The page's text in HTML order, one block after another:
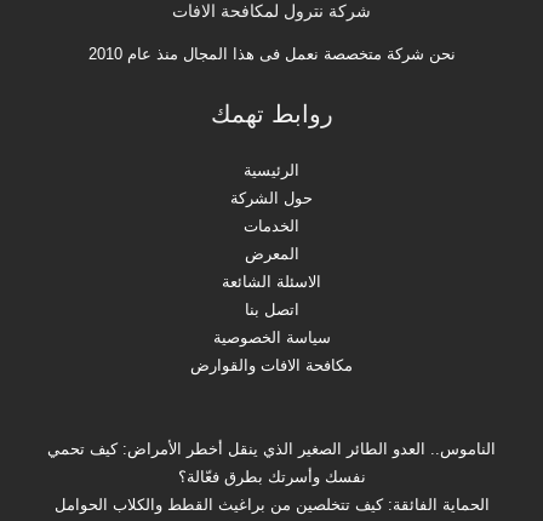
شركة نترول لمكافحة الافات
نحن شركة متخصصة نعمل فى هذا المجال منذ عام 2010
روابط تهمك
الرئيسية
حول الشركة
الخدمات
المعرض
الاسئلة الشائعة
اتصل بنا
سياسة الخصوصية
مكافحة الافات والقوارض
الناموس.. العدو الطائر الصغير الذي ينقل أخطر الأمراض: كيف تحمي
نفسك وأسرتك بطرق فعّالة؟
الحماية الفائقة: كيف تتخلصين من براغيث القطط والكلاب الحوامل